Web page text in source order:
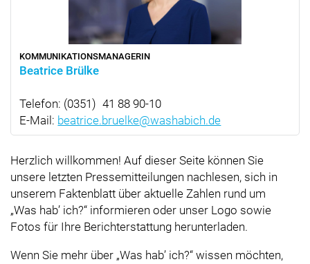
KOMMUNIKATIONSMANAGERIN
Beatrice Brülke
Telefon: (0351) 41 88 90-10
E-Mail: beatrice.bruelke@washabich.de
Herzlich willkommen! Auf dieser Seite können Sie
unsere letzten Pressemitteilungen nachlesen, sich in
unserem Faktenblatt über aktuelle Zahlen rund um
Was hab’ ich? informieren oder unser Logo sowie
Fotos für Ihre Berichterstattung herunterladen.
Wenn Sie mehr über Was hab’ ich? wissen möchten,